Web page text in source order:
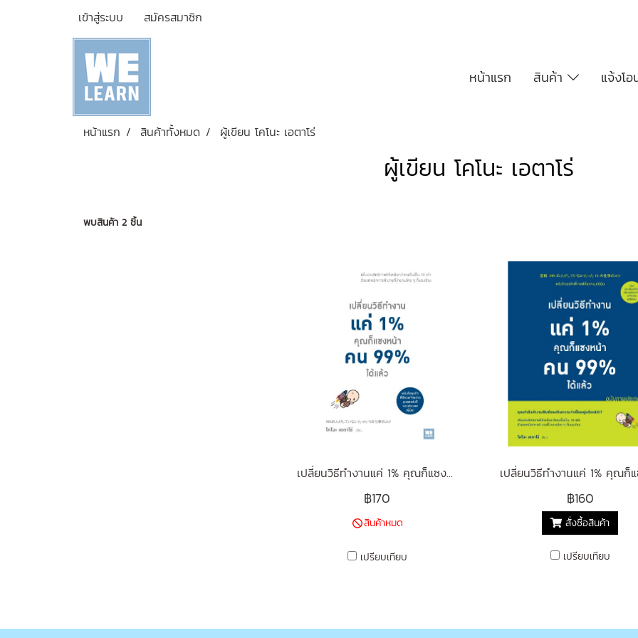
เข้าสู่ระบบ สมัครสมาชิก
หน้าแรก สินค้า แจ้งโอ
หน้าแรก สินค้าทั้งหมด ผู้เขียน โคโนะ เอตาโร่
ผู้เขียน โคโนะ เอตาโร่
พบสินค้า 2 ชิ้น
เปลี่ยนวิธีทำงานแค่ 1% คุณก็แซงหน้าคน 99% ได้แล้ว (99%の人がしていない たった1%の仕事のコツ)
฿170
สินค้าหมด
เปรียบเทียบ
฿160
สั่งซื้อสินค้า
เปรียบเทียบ